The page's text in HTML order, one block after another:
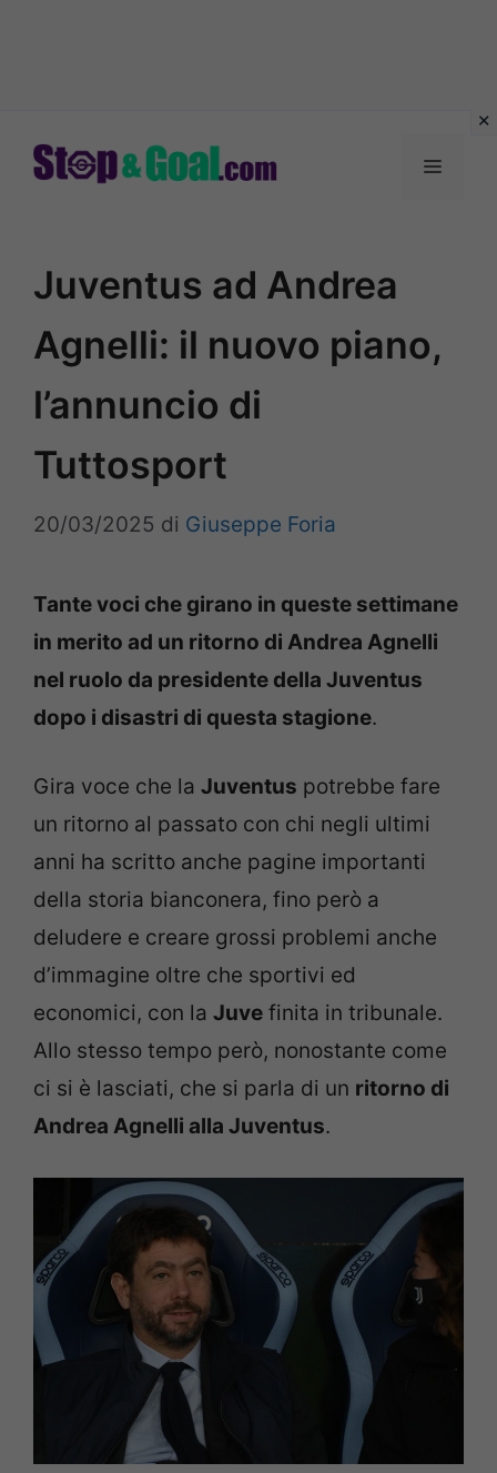
Menu
Juventus ad Andrea
Agnelli: il nuovo piano,
l’annuncio di
Tuttosport
20/03/2025 di Giuseppe Foria
Tante voci che girano in queste settimane
in merito ad un ritorno di Andrea Agnelli
nel ruolo da presidente della Juventus
dopo i disastri di questa stagione.
Gira voce che la Juventus potrebbe fare
un ritorno al passato con chi negli ultimi
anni ha scritto anche pagine importanti
della storia bianconera, fino però a
deludere e creare grossi problemi anche
d’immagine oltre che sportivi ed
economici, con la Juve finita in tribunale.
Allo stesso tempo però, nonostante come
ci si è lasciati, che si parla di un ritorno di
Andrea Agnelli alla Juventus.